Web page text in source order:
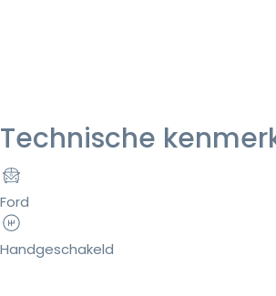
Technische
Ford
Handgeschakeld